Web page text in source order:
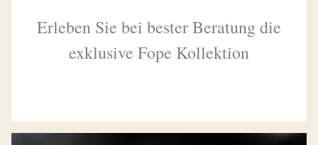
Erleben Sie bei bester Beratung die
exklusive Fope Kollektion